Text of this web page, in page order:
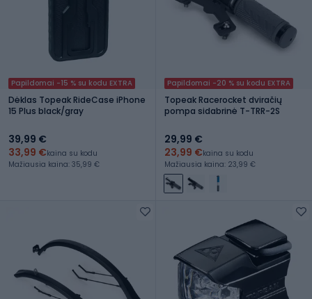
Papildomai -15 % su kodu EXTRA
Dėklas Topeak RideCase iPhone
15 Plus black/gray
39,99 €
33,99 €kaina su kodu
Mažiausia kaina: 35,99 €
Papildomai -20 % su kodu EXTRA
Topeak Racerocket dviračių
pompa sidabrinė T-TRR-2S
29,99 €
23,99 €kaina su kodu
Mažiausia kaina: 23,99 €